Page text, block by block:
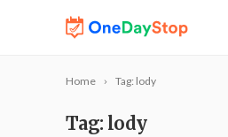
Home Tag: lody
Tag: lody